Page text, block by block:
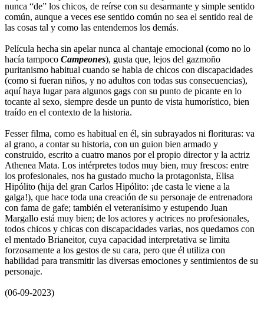
nunca “de” los chicos, de reírse con su desarmante y simple sentido
común, aunque a veces ese sentido común no sea el sentido real de
las cosas tal y como las entendemos los demás.
Película hecha sin apelar nunca al chantaje emocional (como no lo
hacía tampoco Campeones), gusta que, lejos del gazmoño
puritanismo habitual cuando se habla de chicos con discapacidades
(como si fueran niños, y no adultos con todas sus consecuencias),
aquí haya lugar para algunos gags con su punto de picante en lo
tocante al sexo, siempre desde un punto de vista humorístico, bien
traído en el contexto de la historia.
Fesser filma, como es habitual en él, sin subrayados ni florituras: va
al grano, a contar su historia, con un guion bien armado y
construido, escrito a cuatro manos por el propio director y la actriz
Athenea Mata. Los intérpretes todos muy bien, muy frescos: entre
los profesionales, nos ha gustado mucho la protagonista, Elisa
Hipólito (hija del gran Carlos Hipólito: ¡de casta le viene a la
galga!), que hace toda una creación de su personaje de entrenadora
con fama de gafe; también el veteranísimo y estupendo Juan
Margallo está muy bien; de los actores y actrices no profesionales,
todos chicos y chicas con discapacidades varias, nos quedamos con
el mentado Brianeitor, cuya capacidad interpretativa se limita
forzosamente a los gestos de su cara, pero que él utiliza con
habilidad para transmitir las diversas emociones y sentimientos de su
personaje.
(06-09-2023)